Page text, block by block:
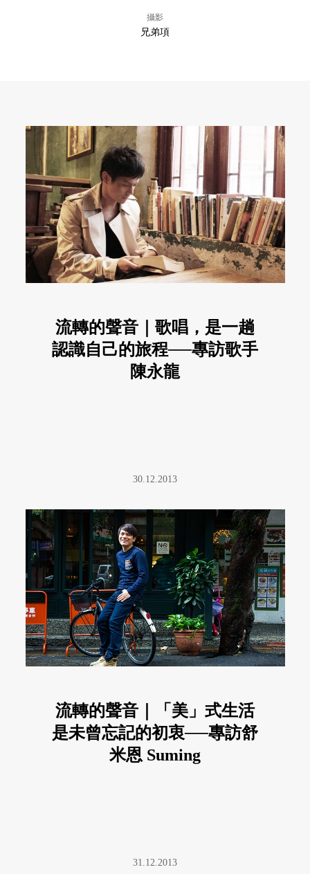
攝影
兄弟項
流轉的聲音｜歌唱，是一趟
認識自己的旅程──專訪歌手
陳永龍
30.12.2013
流轉的聲音｜「美」式生活
是未曾忘記的初衷──專訪舒
米恩 Suming
31.12.2013